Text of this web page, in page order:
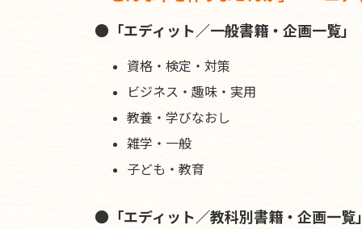
●「エディット／一般書籍・企画一覧」
資格・検定・対策
ビジネス・趣味・実用
教養・学びなおし
雑学・一般
子ども・教育
●「エディット／教科別書籍・企画一覧